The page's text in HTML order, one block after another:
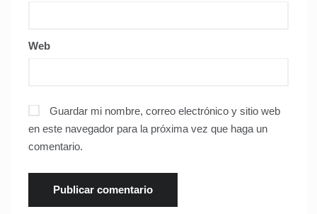
Web
Guardar mi nombre, correo electrónico y sitio web
en este navegador para la próxima vez que haga un
comentario.